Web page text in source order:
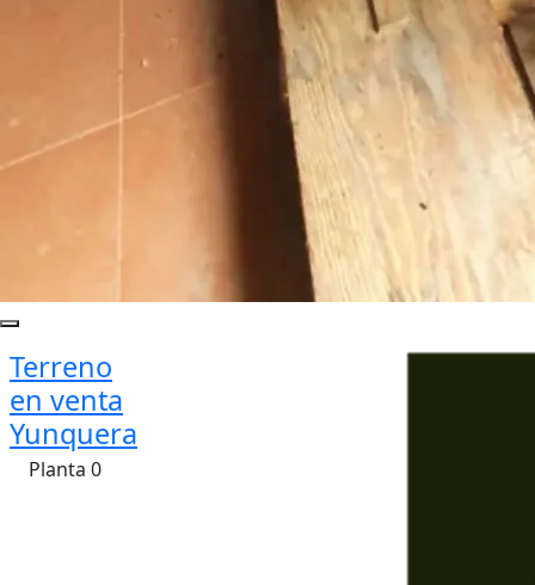
Terreno
en venta
Yunquera
Planta 0